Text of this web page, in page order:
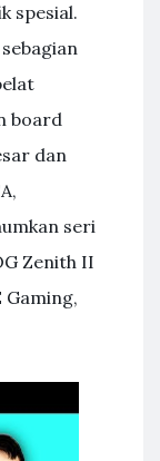
spesial.
board
dan
seri
Zenith II
Gaming,